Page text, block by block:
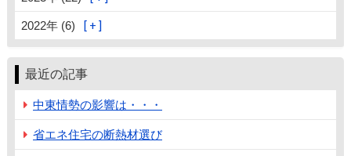
2022年 (6)
最近の記事
中東情勢の影響は・・・
省エネ住宅の断熱材選び